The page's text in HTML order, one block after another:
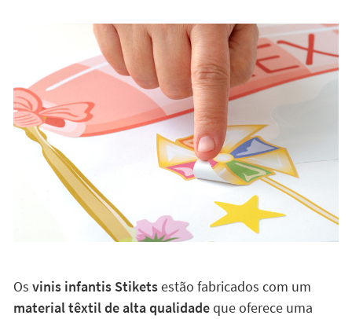
Os vinis infantis Stiketsestão fabricados com um
material têxtil de alta qualidadeque oferece uma